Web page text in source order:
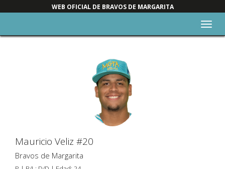
WEB OFICIAL DE BRAVOS DE MARGARITA
Mauricio Veliz #20
Bravos de Margarita